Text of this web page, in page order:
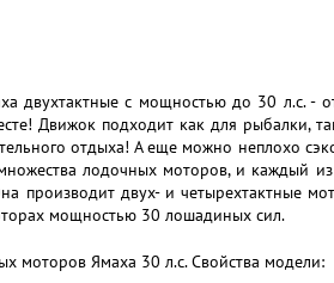
двухтактные с мощностью до 30 л.с. -
Движок подходит как для рыбалки,
отдыха! А еще можно неплохо
лодочных моторов, и каждый
производит двух- и четырехтактные
мощностью 30 лошадиных сил.
моторов Ямаха 30 л.с. Свойства модели: